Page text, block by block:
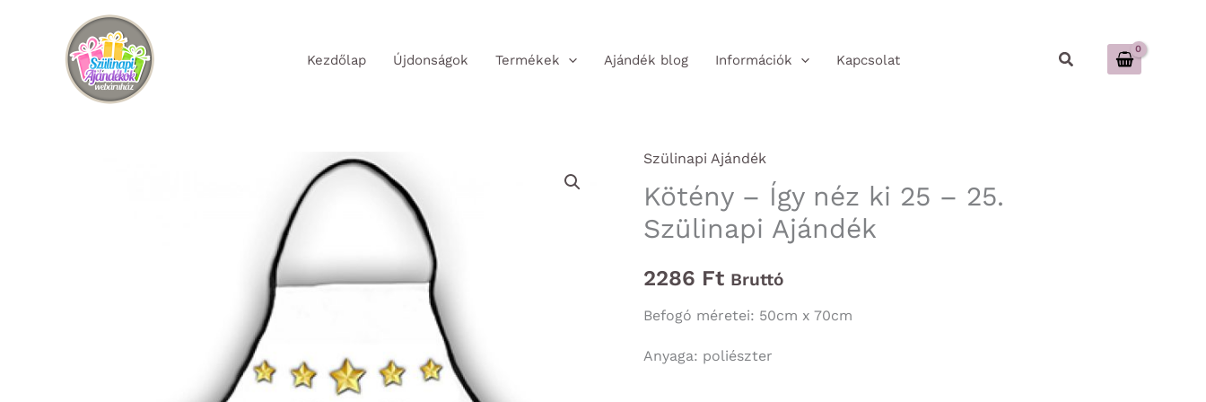
Kezdőlap Újdonságok Termékek Ajándék blog Információk Kapcsolat Keresés
Szülinapi Ajándék
Kötény – Így néz ki 25 – 25.
Szülinapi Ajándék
2286 Ft Bruttó
Befogó méretei: 50cm x 70cm
Anyaga: poliészter